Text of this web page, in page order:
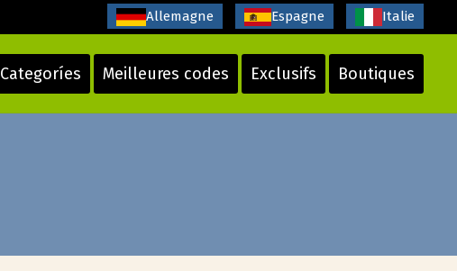
Categoríes Meilleures codes Exclusifs Boutiques
Allemagne Espagne Italie